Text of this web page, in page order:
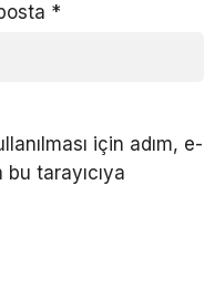
*
için adım, e-
tarayıcıya